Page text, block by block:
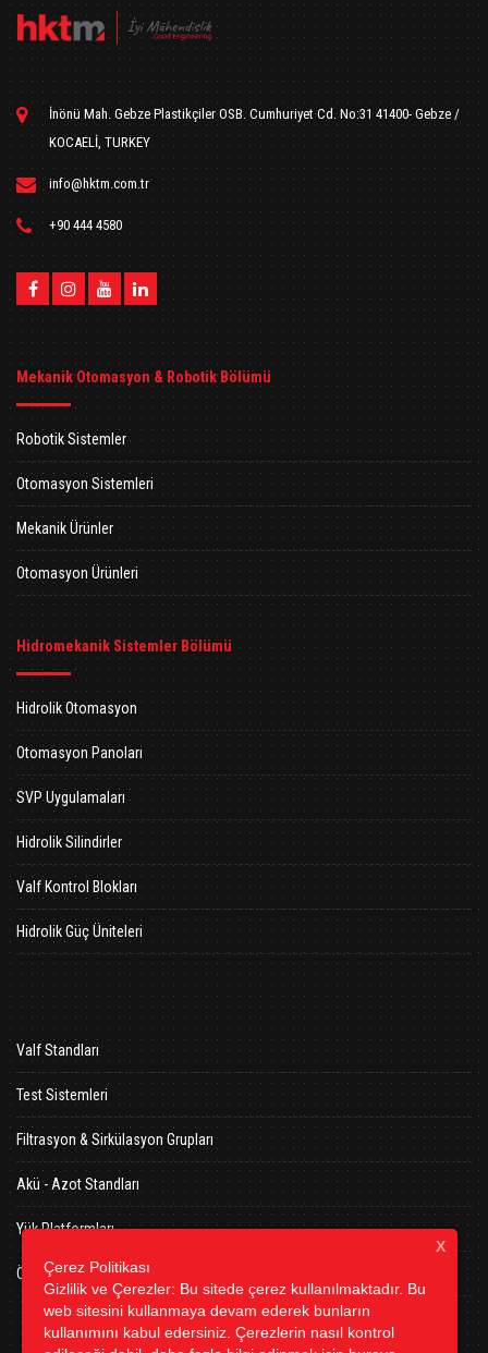
İnönü Mah. Gebze Plastikçiler OSB. Cumhuriyet Cd. No:31 41400- Gebze /
KOCAELİ, TURKEY
info@hktm.com.tr
+90 444 4580
Mekanik Otomasyon & Robotik Bölümü
Robotik Sistemler
Otomasyon Sistemleri
Mekanik Ürünler
Otomasyon Ürünleri
Hidromekanik Sistemler Bölümü
Hidrolik Otomasyon
Otomasyon Panoları
SVP Uygulamaları
Hidrolik Silindirler
Valf Kontrol Blokları
Hidrolik Güç Üniteleri
Valf Standları
Test Sistemleri
Filtrasyon & Sirkülasyon Grupları
Akü - Azot Standları
Yük Platformları
Özel Hidrolik Presler
Çerez Politikası
Gizlilik ve Çerezler: Bu sitede çerez kullanılmaktadır. Bu
web sitesini kullanmaya devam ederek bunların
kullanımını kabul edersiniz. Çerezlerin nasıl kontrol
X